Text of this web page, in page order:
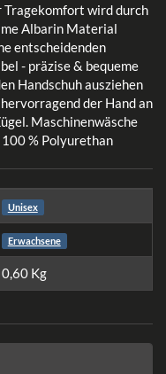
Tragekomfort wird durch
Albarin Material
entscheidenden
- präzise & bequeme
Handschuh ausziehen
der Hand an
Maschinenwäsche
% Polyurethan
Unisex
Erwachsene
0,60 Kg